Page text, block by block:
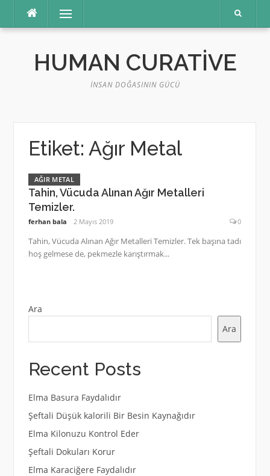
Menü
HUMAN CURATIVE
İNSAN DOĞASININ GÜCÜ
Etiket: Ağır Metal
AĞIR METAL
Tahin, Vücuda Alınan Ağır Metalleri
Temizler.
ferhan bala 2 Mayıs 2019 0
Tahin, Vücuda Alınan Ağır Metalleri Temizler. Tek başına tadı
hoş gelmese de, pekmezle karıştırmak...
Ara
Ara
Recent Posts
Elma Basura Faydalıdır
Şeftali Düşük kalorili Bir Besin Kaynağıdır
Elma Kilonuzu Kontrol Eder
Şeftali Dokuları Korur
Elma Karaciğere Faydalıdır